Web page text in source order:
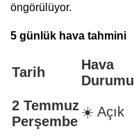
öngörülüyor.
5 günlük hava tahmini
Tarih
Hava
Durumu
2 Temmuz
Perşembe
☀️ Açık